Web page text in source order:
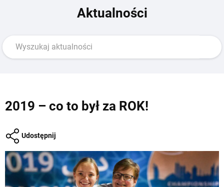
Aktualności
2019 – co to był za ROK!
Udostępnij